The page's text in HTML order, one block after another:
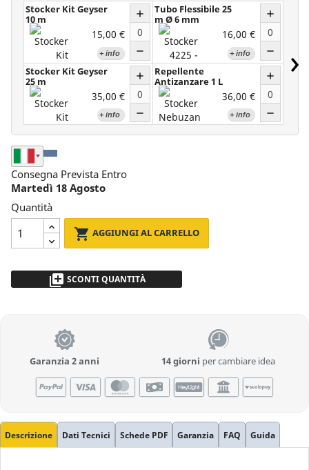
Stocker Kit Geyser
10 m
15,00 €
+ info
add
Quantità
remove
Stocker Kit Geyser
25 m
35,00 €
+ info
add
Quantità
remove
Tubo Flessibile 25
m Ø 6 mm
16,00 €
+ info
add
Quantità
remove
Repellente
Antizanzare 1 L
36,00 €
+ info
add
Quantità
remove
›
Seleziona Nazione di Spedizione
Consegna Prevista Entro
Martedì 18 Agosto
Quantità
 AGGIUNGI AL CARRELLO
library_add SCONTI QUANTITÀ
Garanzia 2 anni 14 giorni per cambiare idea
Descrizione Dati Tecnici Schede PDF Garanzia FAQ Guida